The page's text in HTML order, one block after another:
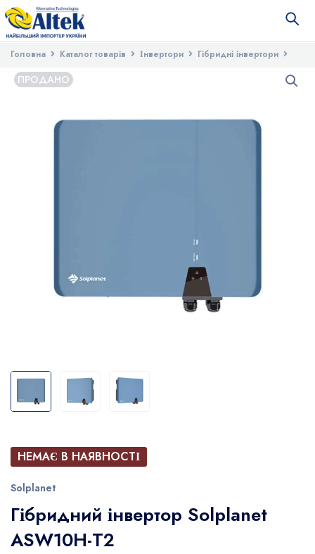
Головна Каталог товарів Інвертори
Гібридні інвертори
Гібридний інвертор Solplanet ASW10H-T2
ПРОДАНО
НЕМАЄ В НАЯВНОСТІ
Solplanet
Гібридний інвертор Solplanet
ASW10H-T2